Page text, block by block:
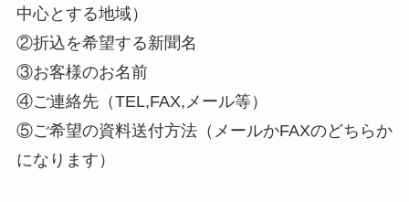
中心とする地域）
②折込を希望する新聞名
③お客様のお名前
④ご連絡先（TEL,FAX,メール等）
⑤ご希望の資料送付方法（メールかFAXのどちらか
になります）